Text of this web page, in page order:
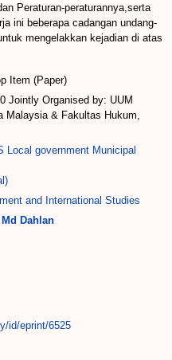
Peraturan-peraturannya,serta
ini beberapa cadangan undang-
mengelakkan kejadian di atas
Item (Paper)
Jointly Organised by: UUM
Malaysia & Fakultas Hukum,
Local government Municipal
and International Studies
Dahlan
id/eprint/6525